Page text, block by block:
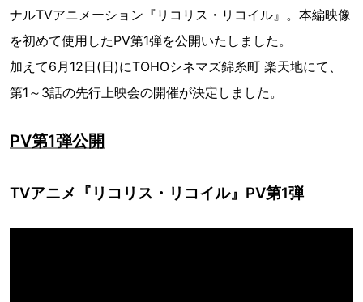
ナルTVアニメーション『リコリス・リコイル』。本編映像
を初めて使用したPV第1弾を公開いたしました。
加えて6月12日(日)にTOHOシネマズ錦糸町 楽天地にて、
第1～3話の先行上映会の開催が決定しました。
PV第1弾公開
TVアニメ『リコリス・リコイル』PV第1弾